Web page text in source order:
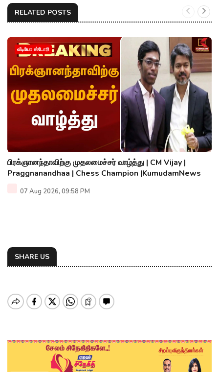
RELATED POSTS
வீடியோ ஸ்டோரி
பிரக்ஞானந்தாவிற்கு முதலமைச்சர் வாழ்த்து | CM Vijay |
Praggnanandhaa | Chess Champion |KumudamNews
07 Aug 2026, 09:58 PM
SHARE US